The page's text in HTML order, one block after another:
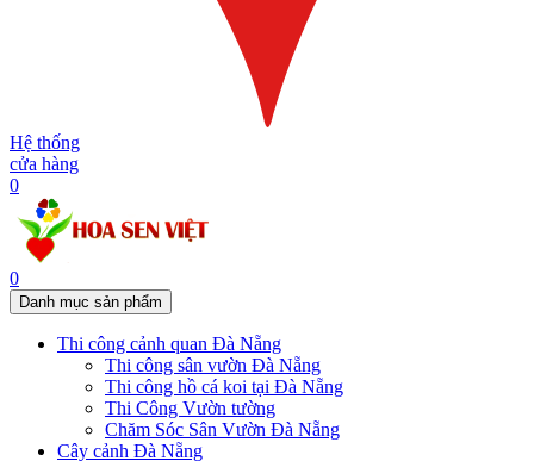
Hệ thống
cửa hàng
0
0
Danh mục sản phẩm
Thi công cảnh quan Đà Nẵng
Thi công sân vườn Đà Nẵng
Thi công hồ cá koi tại Đà Nẵng
Thi Công Vườn tường
Chăm Sóc Sân Vườn Đà Nẵng
Cây cảnh Đà Nẵng